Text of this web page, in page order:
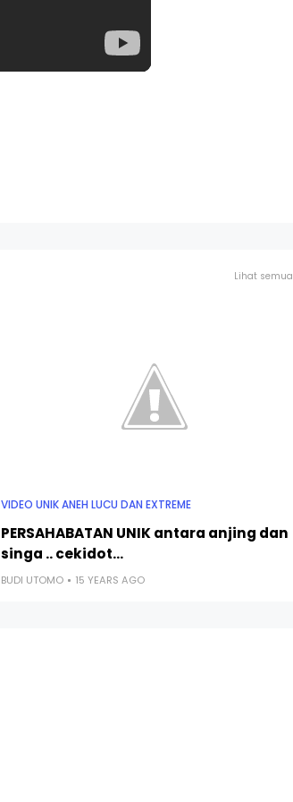
Lihat semua
VIDEO UNIK ANEH LUCU DAN EXTREME
PERSAHABATAN UNIK antara anjing dan
singa .. cekidot...
BUDI UTOMO 15 YEARS AGO